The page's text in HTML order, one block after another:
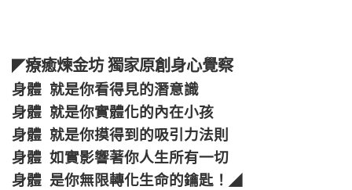
◤療癒煉金坊 獨家原創身心覺察
身體 就是你看得見的潛意識
身體 就是你實體化的內在小孩
身體 就是你摸得到的吸引力法則
身體 如實影響著你人生所有一切
身體 是你無限轉化生命的鑰匙！ ◢